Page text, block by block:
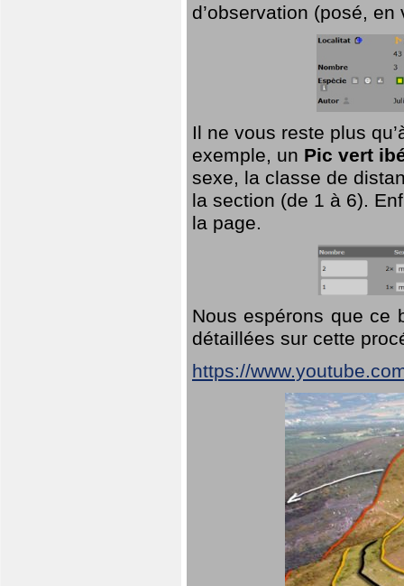
d’observation (posé,
Il ne vous reste plus
exemple, un Pic vert
sexe, la classe de
la section (de 1 à 6).
la page.
Nous espérons que ce
détaillées sur cette
https://